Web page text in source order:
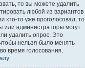
то вы можете удалить
любой из вариантов
кто-то уже проголосовал, то
или администраторы могут
удалить опрос. Это
нельзя было менять
время голосования.